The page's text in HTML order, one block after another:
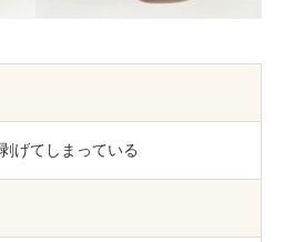
ビス（配送修理）
げてしまっている